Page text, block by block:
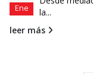
Ene
la...
leer más